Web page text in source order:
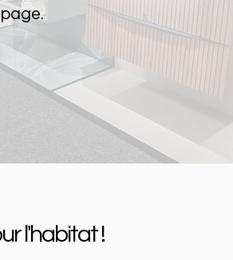
page.
l'habitat !